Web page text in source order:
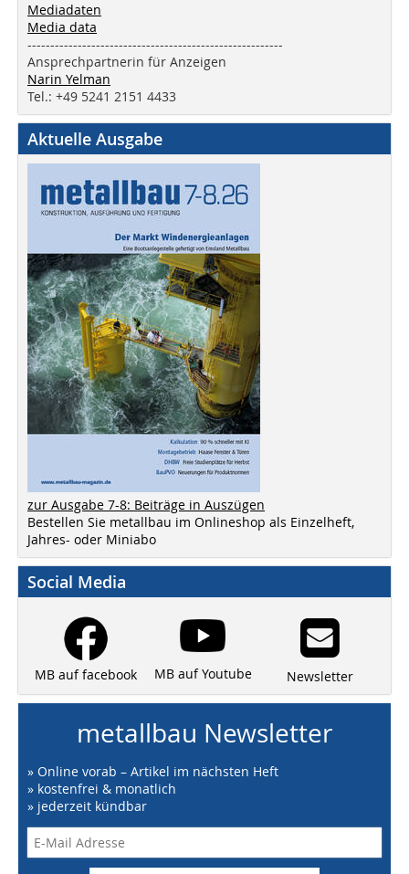
Mediadaten
Media data
--------------------------------------------------------
Ansprechpartnerin für Anzeigen
Narin Yelman
Tel.: +49 5241 2151 4433
Aktuelle Ausgabe
zur Ausgabe 7-8: Beiträge in Auszügen
Bestellen Sie metallbau im Onlineshop als Einzelheft,
Jahres- oder Miniabo
Social Media
MB auf facebook MB auf Youtube Newsletter
metallbau Newsletter
» Online vorab – Artikel im nächsten Heft
» kostenfrei & monatlich
» jederzeit kündbar